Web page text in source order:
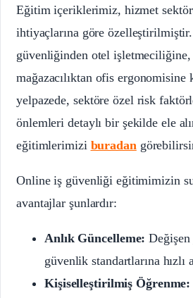
Eğitim içeriklerimiz, hizmet
ihtiyaçlarına göre
güvenliğinden otel işletmeciliğine,
mağazacılıktan ofis ergonomisine
yelpazede, sektöre özel risk
önlemleri detaylı bir şekilde ele
eğitimlerimizi buradan
Online iş güvenliği eğitimimizin
avantajlar şunlardır:
Anlık Güncelleme:
güvenlik standartlarına hızlı
Kişiselleştirilmiş Öğrenme: